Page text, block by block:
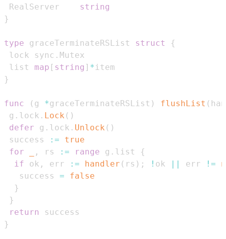
RealServer string
}
type graceTerminateRSList struct
{
lock sync .
list map [ string ] *
}
func ( g *graceTerminateRSList ) flushList (
g . lock . Lock ( )
defer g . lock . Unlock ( )
success
:=
true
for
, rs := range g . list
{
if ok , err := handler ( rs ) ; ! ok || err !=
   success
=
false
}
}
return
}